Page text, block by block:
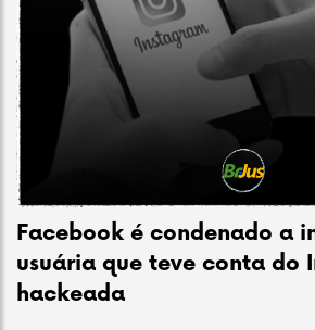
Facebook é condenado a
usuária que teve conta do
hackeada